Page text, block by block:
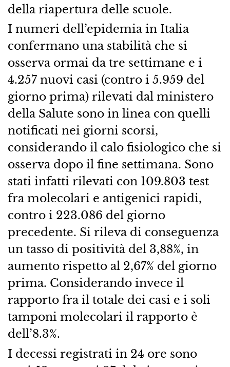
della riapertura delle scuole.
I numeri dell’epidemia in Italia
confermano una stabilità che si
osserva ormai da tre settimane e i
4.257 nuovi casi (contro i 5.959 del
giorno prima) rilevati dal ministero
della Salute sono in linea con quelli
notificati nei giorni scorsi,
considerando il calo fisiologico che si
osserva dopo il fine settimana. Sono
stati infatti rilevati con 109.803 test
fra molecolari e antigenici rapidi,
contro i 223.086 del giorno
precedente. Si rileva di conseguenza
un tasso di positività del 3,88%, in
aumento rispetto al 2,67% del giorno
prima. Considerando invece il
rapporto fra il totale dei casi e i soli
tamponi molecolari il rapporto è
dell’8.3%.
I decessi registrati in 24 ore sono